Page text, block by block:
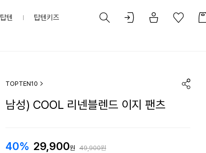
탑텐 탑텐키즈
TOPTEN10
남성) COOL 리넨블렌드 이지 팬츠
40% 29,900원 49,900원